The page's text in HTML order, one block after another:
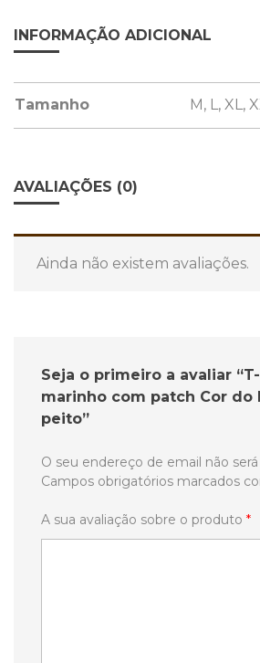
INFORMAÇÃO ADICIONAL
Tamanho M, L, XL,
AVALIAÇÕES (0)
Ainda não existem avaliações.
Seja o primeiro a avaliar
marinho com patch Cor do
peito”
O seu endereço de email não
Campos obrigatórios marcados
A sua avaliação sobre o produto *